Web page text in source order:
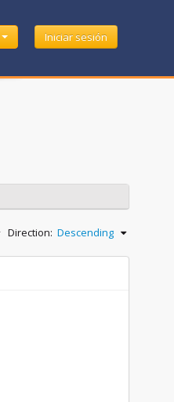
Iniciar sesión
Direction: Descending